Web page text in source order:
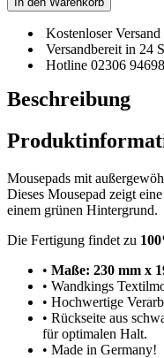
Kostenloser
Versandbereit in 24
Hotline 02306
Beschreibung
Mousepads mit
Dieses Mousepad zeigt
einem grünen Hintergrund.
Die Fertigung findet zu
• Maße: 230 mm x
• Wandkings
• Hochwertige
• Rückseite aus
für optimalen Halt.
• Made in Germany!